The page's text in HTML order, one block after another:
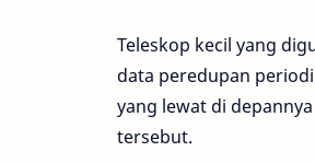
Teleskop kecil yang
data peredupan
yang lewat di
tersebut.